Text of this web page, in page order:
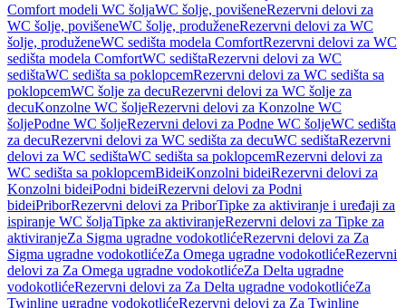
Comfort modeli WC šoljaWC šolje, povišeneRezervni delovi za
WC šolje, povišeneWC šolje, produženeRezervni delovi za WC
šolje, produženeWC sedišta modela ComfortRezervni delovi za WC
sedišta modela ComfortWC sedištaRezervni delovi za WC
sedištaWC sedišta sa poklopcemRezervni delovi za WC sedišta sa
poklopcemWC šolje za decuRezervni delovi za WC šolje za
decuKonzolne WC šoljeRezervni delovi za Konzolne WC
šoljePodne WC šoljeRezervni delovi za Podne WC šoljeWC sedišta
za decuRezervni delovi za WC sedišta za decuWC sedištaRezervni
delovi za WC sedištaWC sedišta sa poklopcemRezervni delovi za
WC sedišta sa poklopcemBideiKonzolni bideiRezervni delovi za
Konzolni bideiPodni bideiRezervni delovi za Podni
bideiPriborRezervni delovi za PriborTipke za aktiviranje i uređaji za
ispiranje WC šoljaTipke za aktiviranjeRezervni delovi za Tipke za
aktiviranjeZa Sigma ugradne vodokotlićeRezervni delovi za Za
Sigma ugradne vodokotlićeZa Omega ugradne vodokotlićeRezervni
delovi za Za Omega ugradne vodokotlićeZa Delta ugradne
vodokotlićeRezervni delovi za Za Delta ugradne vodokotlićeZa
Twinline ugradne vodokotlićeRezervni delovi za Za Twinline